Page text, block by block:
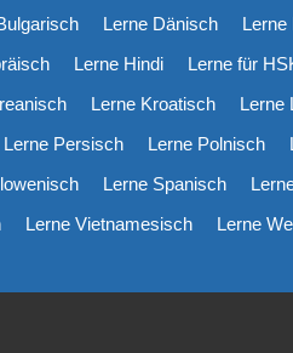
Lerne Dänisch Lerne
Lerne Hindi Lerne für
Lerne Kroatisch Lerne
Lerne Persisch Lerne Polnisch
Lerne Spanisch
Lerne Vietnamesisch Lerne